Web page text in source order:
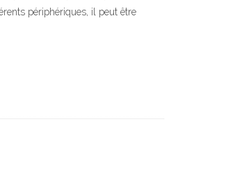
périphériques, il peut être